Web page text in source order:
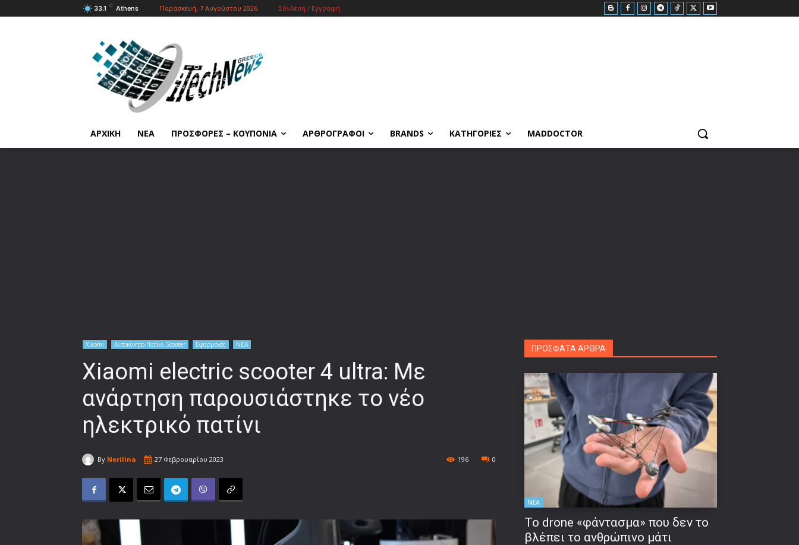
33.1 C Athens Παρασκευή, 7 Αυγούστου 2026 Σύνδεση / Εγγραφή
ΑΡΧΙΚΗ ΝΕΑ ΠΡΟΣΦΟΡΕΣ – ΚΟΥΠΟΝΙΑ ΑΡΘΡΟΓΡΑΦΟΙ BRANDS ΚΑΤΗΓΟΡΙΕΣ MADDOCTOR
Xiaomi Αυτοκίνητο-Πατίνι-Scooter Εφαρμογές ΝΕΑ
Xiaomi electric scooter 4 ultra: Με
ανάρτηση παρουσιάστηκε το νέο
ηλεκτρικό πατίνι
By Nerilina 27 Φεβρουαρίου 2023 0
196
ΠΡΟΣΦΑΤΑ ΑΡΘΡΑ
ΝΕΑ
Το drone «φάντασμα» που δεν το
βλέπει το ανθρώπινο μάτι